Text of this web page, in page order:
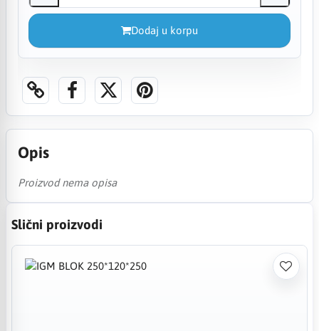
Dodaj u korpu
Opis
Proizvod nema opisa
Slični proizvodi